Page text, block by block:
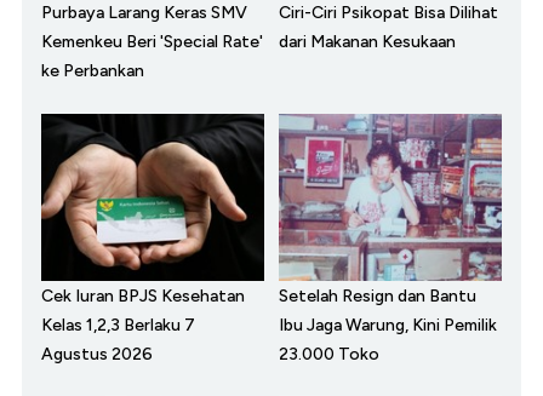
Purbaya Larang Keras SMV
Kemenkeu Beri 'Special Rate'
ke Perbankan
Ciri-Ciri Psikopat Bisa Dilihat
dari Makanan Kesukaan
Cek Iuran BPJS Kesehatan
Kelas 1,2,3 Berlaku 7
Agustus 2026
Setelah Resign dan Bantu
Ibu Jaga Warung, Kini Pemilik
23.000 Toko